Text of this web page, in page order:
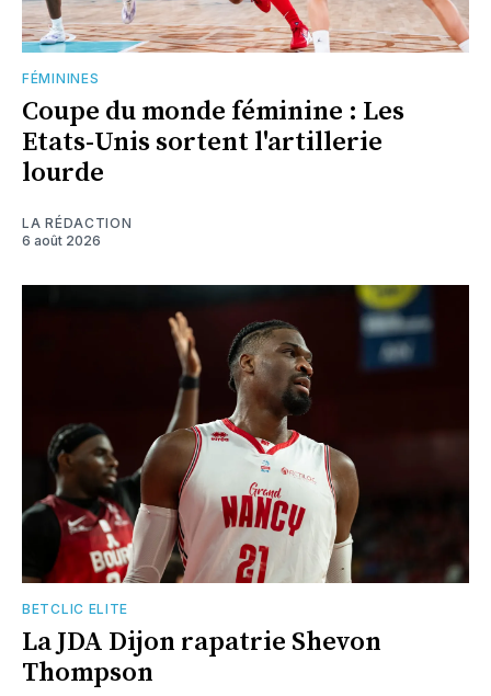
FÉMININES
Coupe du monde féminine : Les
Etats-Unis sortent l'artillerie
lourde
LA RÉDACTION
6 août 2026
BETCLIC ELITE
La JDA Dijon rapatrie Shevon
Thompson